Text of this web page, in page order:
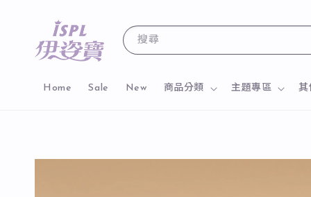
搜尋
Home Sale New 商品分類 主題專區 其